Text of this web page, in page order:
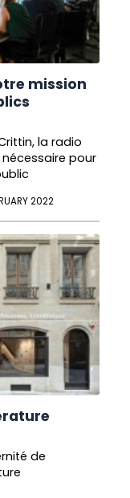
mission
la radio
pour
2022
de